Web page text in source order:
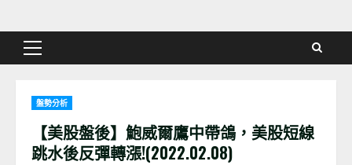
Primary
盤勢分析
【美股盤後】鮑威爾鷹中帶鴿，美股短線
跳水後反彈轉漲!(2022.02.08)